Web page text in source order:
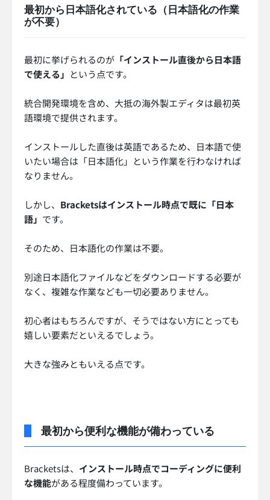
最初から日本語化されている（日本語化の作業
が不要）
最初に挙げられるのが 「インストール直後から日本語
で使える」 という点です。
統合開発環境を含め、大抵の海外製エディタは最初英
語環境で提供されます。
インストールした直後は英語であるため、日本語で使
いたい場合は「日本語化」という作業を行わなければ
なりません。
しかし、 Bracketsはインストール時点で既に「日本
語」 です。
そのため、日本語化の作業は不要。
別途日本語化ファイルなどをダウンロードする必要が
なく、複雑な作業なども一切必要ありません。
初心者はもちろんですが、そうではない方にとっても
嬉しい要素だといえるでしょう。
大きな強みともいえる点です。
最初から便利な機能が備わっている
Bracketsは、 インストール時点でコーディングに便利
な機能がある程度備わっています。